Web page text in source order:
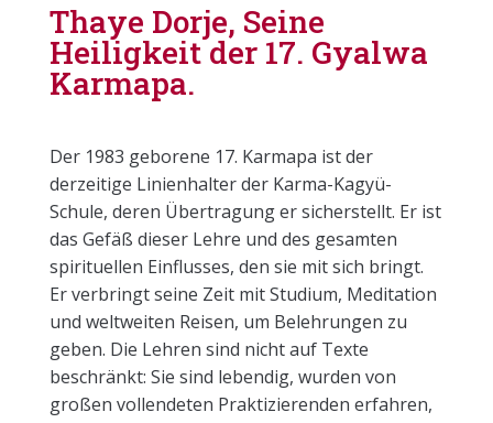
Thaye Dorje, Seine
Heiligkeit der 17. Gyalwa
Karmapa.
Der 1983 geborene 17. Karmapa ist der
derzeitige Linienhalter der Karma-Kagyü-
Schule, deren Übertragung er sicherstellt. Er ist
das Gefäß dieser Lehre und des gesamten
spirituellen Einflusses, den sie mit sich bringt.
Er verbringt seine Zeit mit Studium, Meditation
und weltweiten Reisen, um Belehrungen zu
geben. Die Lehren sind nicht auf Texte
beschränkt: Sie sind lebendig, wurden von
großen vollendeten Praktizierenden erfahren,